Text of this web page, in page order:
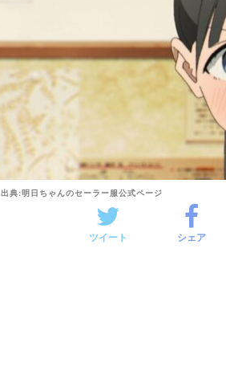
出典:明日ちゃんのセーラー服公式ページ
ツイート シェア